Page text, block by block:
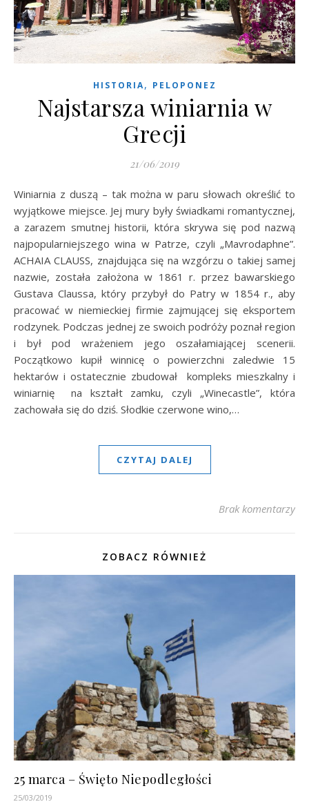
HISTORIA, PELOPONEZ
Najstarsza winiarnia w
Grecji
21/06/2019
Winiarnia z duszą – tak można w paru słowach określić to
wyjątkowe miejsce. Jej mury były świadkami romantycznej,
a zarazem smutnej historii, która skrywa się pod nazwą
najpopularniejszego wina w Patrze, czyli „Mavrodaphne”.
ACHAIA CLAUSS, znajdująca się na wzgórzu o takiej samej
nazwie, została założona w 1861 r. przez bawarskiego
Gustava Claussa, który przybył do Patry w 1854 r., aby
pracować w niemieckiej firmie zajmującej się eksportem
rodzynek. Podczas jednej ze swoich podróży poznał region
i był pod wrażeniem jego oszałamiającej scenerii.
Początkowo kupił winnicę o powierzchni zaledwie 15
hektarów i ostatecznie zbudował kompleks mieszkalny i
winiarnię na kształt zamku, czyli „Winecastle”, która
zachowała się do dziś. Słodkie czerwone wino,…
CZYTAJ DALEJ
Brak komentarzy
ZOBACZ RÓWNIEŻ
25 marca – Święto Niepodległości
25/03/2019